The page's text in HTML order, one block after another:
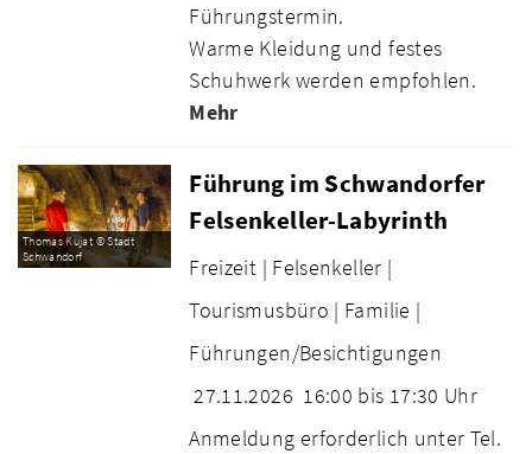
Führungstermin.
Warme Kleidung und festes
Schuhwerk werden empfohlen.
Mehr
Thomas Kujat © Stadt
Schwandorf
Führung im Schwandorfer
Felsenkeller-Labyrinth
Freizeit | Felsenkeller |
Tourismusbüro | Familie |
Führungen/Besichtigungen
27.11.2026 16:00 bis 17:30 Uhr
Anmeldung erforderlich unter Tel.